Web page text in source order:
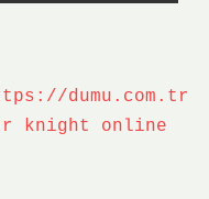
dumu.com.tr
knight online